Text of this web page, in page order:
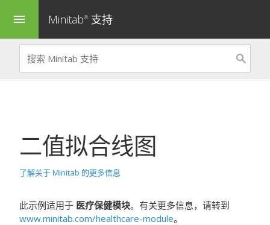
menu Minitab® 支持
二值拟合线图
了解关于 Minitab 的更多信息
此示例适用于 医疗保健模块。有关更多信息，请转到
www.minitab.com/healthcare-module。